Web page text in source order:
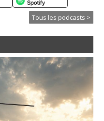
Tous les podcasts >